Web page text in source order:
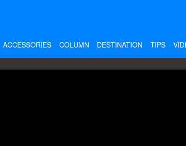
ACCESSORIES COLUMN DESTINATION TIPS